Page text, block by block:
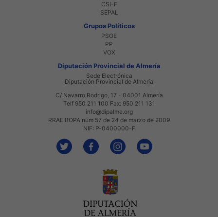
CSI-F
SEPAL
Grupos Políticos
PSOE
PP
VOX
Diputación Provincial de Almería
Sede Electrónica
Diputación Provincial de Almería
C/ Navarro Rodrigo, 17 - 04001 Almería
Telf 950 211 100 Fax: 950 211 131
info@dipalme.org
RRAE BOPA núm 57 de 24 de marzo de 2009
NIF: P-0400000-F